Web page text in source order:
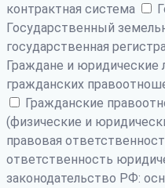
контрактная система
Государственный
государственная
Граждане и юридические
гражданских
Гражданские
(физические и
правовая
ответственность
законодательство РФ: